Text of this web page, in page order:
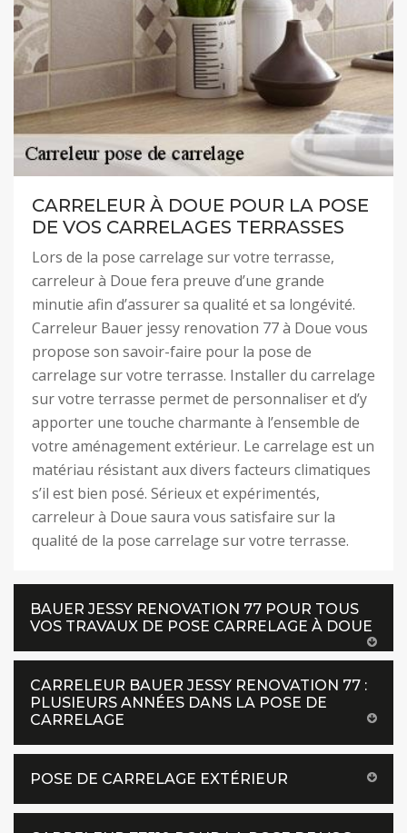
CARRELEUR À DOUE POUR LA POSE
DE VOS CARRELAGES TERRASSES
Lors de la pose carrelage sur votre terrasse,
carreleur à Doue fera preuve d’une grande
minutie afin d’assurer sa qualité et sa longévité.
Carreleur Bauer jessy renovation 77 à Doue vous
propose son savoir-faire pour la pose de
carrelage sur votre terrasse. Installer du carrelage
sur votre terrasse permet de personnaliser et d’y
apporter une touche charmante à l’ensemble de
votre aménagement extérieur. Le carrelage est un
matériau résistant aux divers facteurs climatiques
s’il est bien posé. Sérieux et expérimentés,
carreleur à Doue saura vous satisfaire sur la
qualité de la pose carrelage sur votre terrasse.
BAUER JESSY RENOVATION 77 POUR TOUS
VOS TRAVAUX DE POSE CARRELAGE À DOUE
CARRELEUR BAUER JESSY RENOVATION 77 :
PLUSIEURS ANNÉES DANS LA POSE DE
CARRELAGE
POSE DE CARRELAGE EXTÉRIEUR